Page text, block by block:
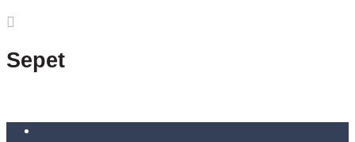
Sepet